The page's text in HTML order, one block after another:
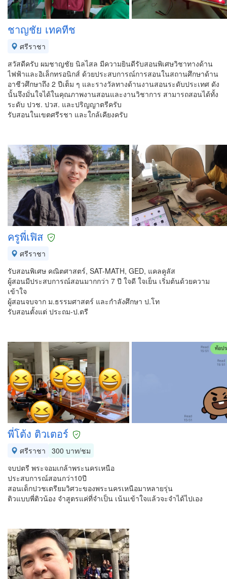
ชาญชัย เทคทีช
ศรีราชา
สวัสดีครับ ผมชาญชัย นิลไสล มีความยินดีรับสอนพิเศษวิชาทางด้าน
ไฟฟ้าและอิเล็กทรอนิกส์ ด้วยประสบการณ์การสอนในสถานศึกษาด้าน
อาชีวศึกษาถึง 2 ปีเต็ม ๆ และรางวัลทางด้านงานสอนระดับประเทศ ดัง
นั้นจึงมั่นใจได้ในคุณภาพงานสอนและงานวิชาการ สามารถสอนได้ทั้ง
ระดับ ปวช. ปวส. และปริญญาตรีครับ
รับสอนในเขตศรีรชา และใกล้เคียงครับ
ครูพี่เฟิส
ศรีราชา
รับสอนพิเศษ คณิตศาสตร์, SAT-MATH, GED, แคลคูลัส
ผู้สอนมีประสบการณ์สอนมากกว่า 7 ปี ใจดี ใจเย็น เริ่มต้นด้วยความ
เข้าใจ
ผู้สอนจบจาก ม.ธรรมศาสตร์ และกำลังศึกษา ป.โท
รับสอนตั้งแต่ ประถม-ป.ตรี
พี่โต้ง ติวเตอร์
ศรีราชา
300 บาท/ชม
จบปตรี พระจอมเกล้าพระนครเหนือ
ประสบการณ์สอนกว่า10ปี
สอนเด็กปวชเตรียมวิศวะของพระนครเหนือมาหลายรุ่น
ติวแบบพี่ติวน้อง จำสูตรแค่ที่จำเป็น เน้นเข้าใจแล้วจะจำได้ไปเอง